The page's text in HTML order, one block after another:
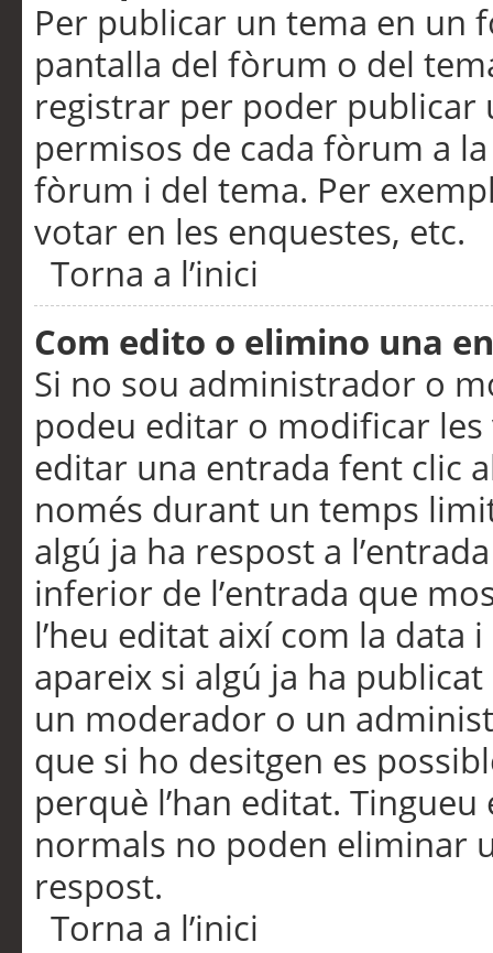
Per publicar un tema en un
pantalla del fòrum o del
registrar per poder publicar
permisos de cada fòrum a
fòrum i del tema. Per
votar en les enquestes, etc.
Torna a l’inici
Com edito o elimino una
Si no sou administrador o
podeu editar o modificar
editar una entrada fent clic
només durant un temps
algú ja ha respost a
inferior de l’entrada que
l’heu editat així com la data
apareix si algú ja ha
un moderador o un
que si ho desitgen es
perquè l’han editat.
normals no poden eliminar
respost.
Torna a l’inici